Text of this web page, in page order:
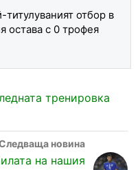
отбор в
остава с 0 трофея
тренировка
на нашия